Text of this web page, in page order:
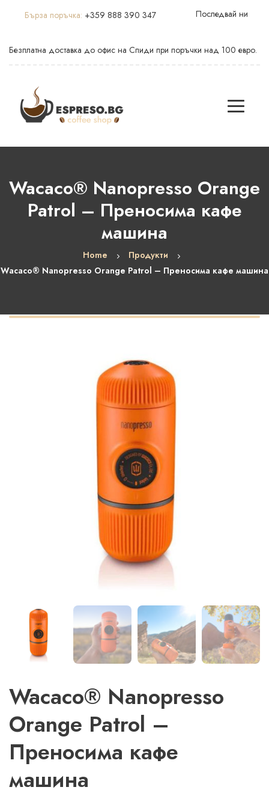
Бърза поръчка: +359 888 390 347 Последвай ни
Безплатна доставка до офис на Спиди при поръчки над 100 евро.
Wacaco® Nanopresso Orange
Patrol – Преносима кафе
машина
Home
Продукти
Wacaco® Nanopresso Orange Patrol – Преносима кафе машина
Wacaco® Nanopresso
Orange Patrol –
Преносима кафе
машина